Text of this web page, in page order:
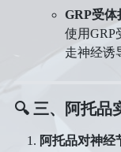
GRP受体
使用GRP
走神经诱
🔍 三、阿托品
阿托品对神经